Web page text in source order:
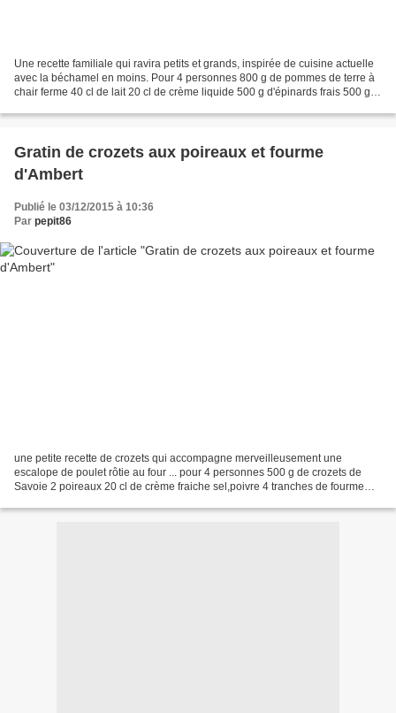
Une recette familiale qui ravira petits et grands, inspirée de cuisine actuelle
avec la béchamel en moins. Pour 4 personnes 800 g de pommes de terre à
chair ferme 40 cl de lait 20 cl de crème liquide 500 g d'épinards frais 500 g
Gratin de crozets aux poireaux et fourme
d'Ambert
Publié le 03/12/2015 à 10:36
Par pepit86
une petite recette de crozets qui accompagne merveilleusement une
escalope de poulet rôtie au four ... pour 4 personnes 500 g de crozets de
Savoie 2 poireaux 20 cl de crème fraiche sel,poivre 4 tranches de fourme